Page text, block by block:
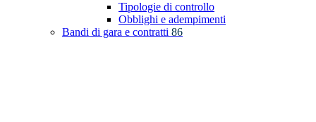
Tipologie di controllo
Obblighi e adempimenti
Bandi di gara e contratti 86